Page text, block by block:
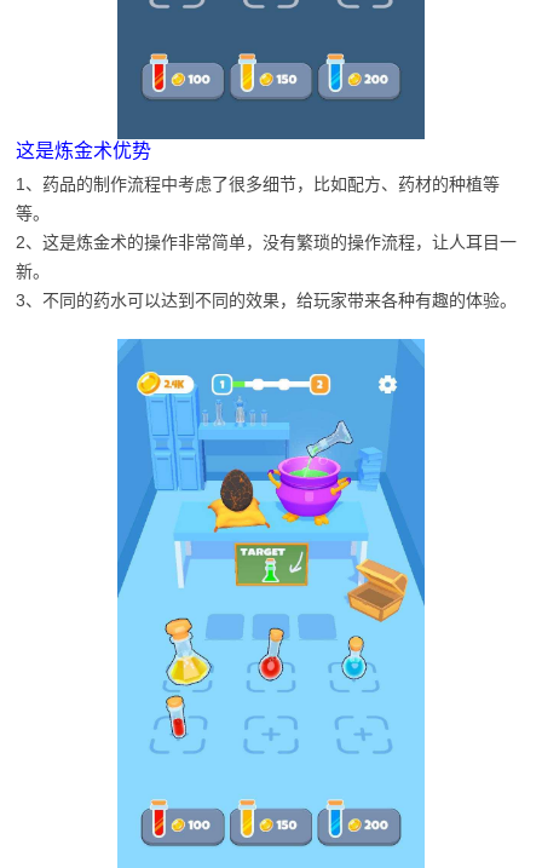
这是炼金术优势
1、药品的制作流程中考虑了很多细节，比如配方、药材的种植等
等。
2、这是炼金术的操作非常简单，没有繁琐的操作流程，让人耳目一
新。
3、不同的药水可以达到不同的效果，给玩家带来各种有趣的体验。